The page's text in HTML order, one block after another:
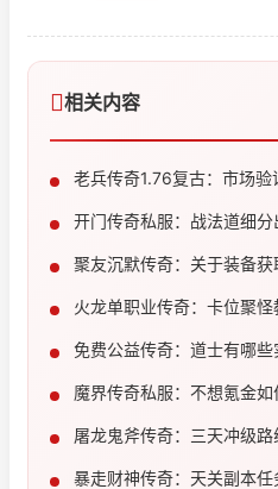
相关内容
老兵传奇1.76复古：市场
开门传奇私服：战法道细
聚友沉默传奇：关于装备
火龙单职业传奇：卡位聚
免费公益传奇：道士有哪些
魔界传奇私服：不想氪金如
屠龙鬼斧传奇：三天冲级
暴走财神传奇：天关副本任